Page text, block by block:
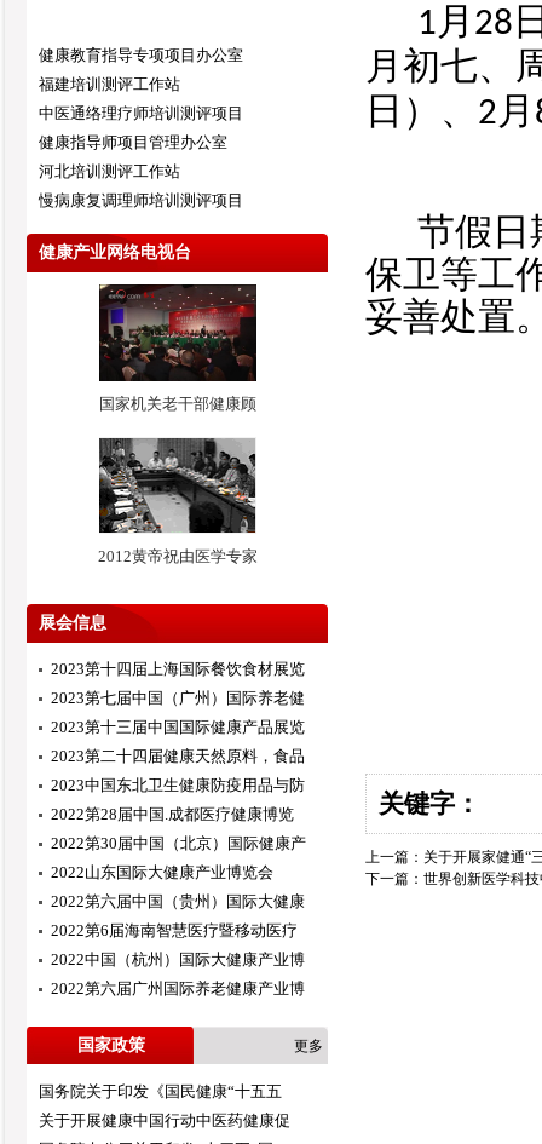
健康教育指导专项项目办公室
福建培训测评工作站
中医通络理疗师培训测评项目
健康指导师项目管理办公室
河北培训测评工作站
慢病康复调理师培训测评项目
健康产业网络电视台
国家机关老干部健康顾
2012黄帝祝由医学专家
展会信息
2023第十四届上海国际餐饮食材展览
2023第七届中国（广州）国际养老健
2023第十三届中国国际健康产品展览
2023第二十四届健康天然原料，食品
2023中国东北卫生健康防疫用品与防
2022第28届中国.成都医疗健康博览
2022第30届中国（北京）国际健康产
2022山东国际大健康产业博览会
2022第六届中国（贵州）国际大健康
2022第6届海南智慧医疗暨移动医疗
2022中国（杭州）国际大健康产业博
2022第六届广州国际养老健康产业博
国家政策 更多
国务院关于印发《国民健康“十五五
关于开展健康中国行动中医药健康促
1月 28
月初七、
日）、 2月
节假日
保卫等工
妥善处置
关键字：
上一篇： 关于开展家健通“
下一篇： 世界创新医学科